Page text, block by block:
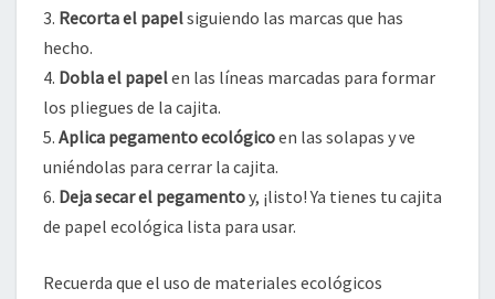
3. Recorta el papelsiguiendo las marcas que has
hecho.
4. Dobla el papelen las líneas marcadas para formar
los pliegues de la cajita.
5. Aplica pegamento ecológicoen las solapas y ve
uniéndolas para cerrar la cajita.
6. Deja secar el pegamentoy, ¡listo! Ya tienes tu cajita
de papel ecológica lista para usar.
Recuerda que el uso de materiales ecológicos